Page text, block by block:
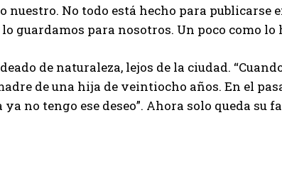
nuestro. No todo está hecho para publicarse
guardamos para nosotros. Un poco como lo
de naturaleza, lejos de la ciudad.
de una hija de veintiocho años. En el
no tengo ese deseo”. Ahora solo queda su